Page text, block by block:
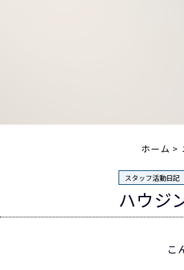
ホーム
スタッフ活動日記
ハウジ
こ